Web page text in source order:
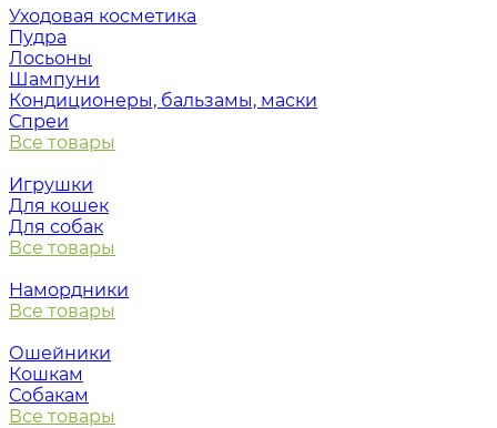
Уходовая косметика
Пудра
Лосьоны
Шампуни
Кондиционеры, бальзамы, маски
Спреи
Все товары
Игрушки
Для кошек
Для собак
Все товары
Намордники
Все товары
Ошейники
Кошкам
Собакам
Все товары